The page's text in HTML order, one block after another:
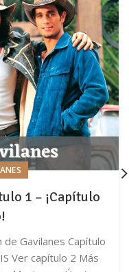
1 – ¡Capítulo
Gavilanes Capítulo
Ver capítulo 2 Más